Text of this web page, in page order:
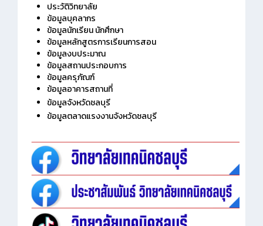
ประวัติวิทยาลัย
ข้อมูลบุคลากร
ข้อมูลนักเรียน นักศึกษา
ข้อมูลหลักสูตรการเรียนการสอน
ข้อมูลงบประมาณ
ข้อมูลสถานประกอบการ
ข้อมูลครุภัณฑ์
ข้อมูลอาคารสถานที่
ข้อมูลจังหวัดชลบุรี
ข้อมูลตลาดแรงงานจังหวัดชลบุรี